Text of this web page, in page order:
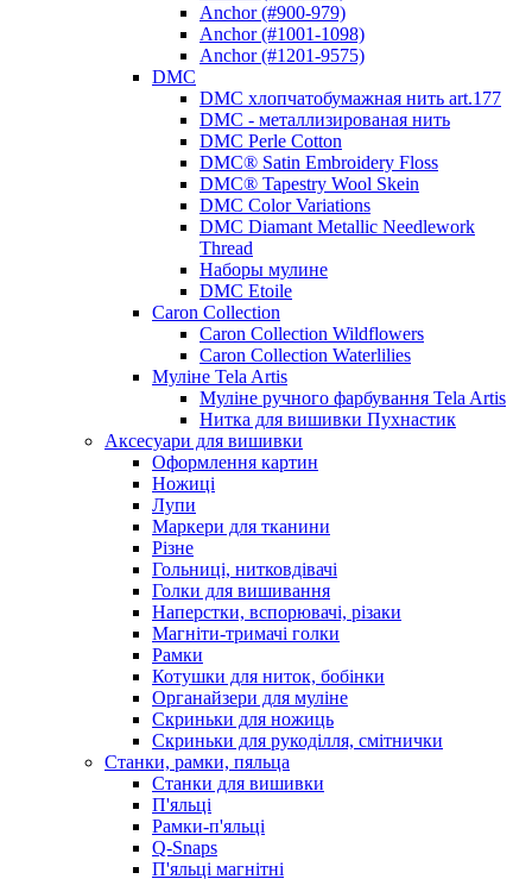
Anchor (#900-979)
Anchor (#1001-1098)
Anchor (#1201-9575)
DMC
DMC хлопчатобумажная нить art.177
DMC - металлизированая нить
DMC Perle Cotton
DMC® Satin Embroidery Floss
DMC® Tapestry Wool Skein
DMC Color Variations
DMC Diamant Metallic Needlework
Thread
Наборы мулине
DMC Etoile
Caron Collection
Caron Collection Wildflowers
Caron Collection Waterlilies
Муліне Tela Artis
Муліне ручного фарбування Tela Artis
Нитка для вишивки Пухнастик
Аксесуари для вишивки
Оформлення картин
Ножиці
Лупи
Маркери для тканини
Різне
Гольниці, нитковдівачі
Голки для вишивання
Наперстки, вспорювачі, різаки
Магніти-тримачі голки
Рамки
Котушки для ниток, бобінки
Органайзери для муліне
Скриньки для ножиць
Скриньки для рукоділля, смітнички
Станки, рамки, пяльца
Станки для вишивки
П'яльці
Рамки-п'яльці
Q-Snaps
П'яльці магнітні